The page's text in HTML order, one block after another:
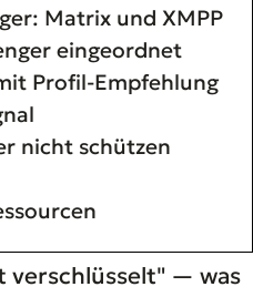
Matrix und XMPP
eingeordnet
Profil-Empfehlung
nicht schützen
verschlüsselt" — was